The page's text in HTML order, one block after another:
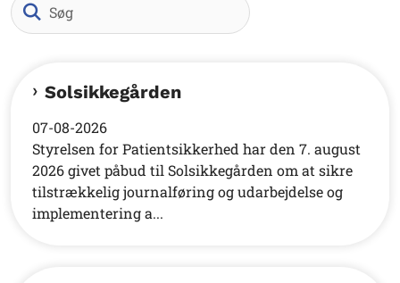
Solsikkegården
07-08-2026
Styrelsen for Patientsikkerhed har den 7. august
2026 givet påbud til Solsikkegården om at sikre
tilstrækkelig journalføring og udarbejdelse og
implementering a...